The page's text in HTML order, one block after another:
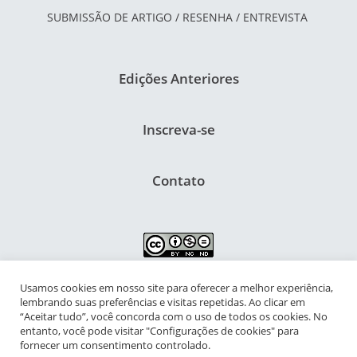
SUBMISSÃO DE ARTIGO / RESENHA / ENTREVISTA
Edições Anteriores
Inscreva-se
Contato
NIPIAC – Núcleo Interdisciplinar de Pesquisa para a Infância e
Adolescência Contemporâneas
Universidade Federal do Rio de Janeiro - Campus da Praia Vermelha
Usamos cookies em nosso site para oferecer a melhor experiência,
lembrando suas preferências e visitas repetidas. Ao clicar em
“Aceitar tudo”, você concorda com o uso de todos os cookies. No
entanto, você pode visitar "Configurações de cookies" para
fornecer um consentimento controlado.